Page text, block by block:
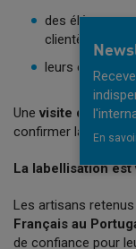
des éléments
clientèle
leurs
Une visite d’atelier/
confirmer la
La labellisation est
Les artisans
Français au
de confiance pour
En